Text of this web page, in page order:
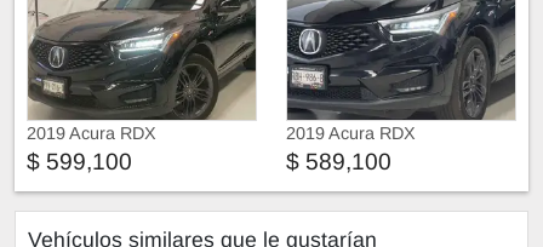
2019 Acura RDX
$ 599,100
2019 Acura RDX
$ 589,100
Vehículos similares que le gustarían